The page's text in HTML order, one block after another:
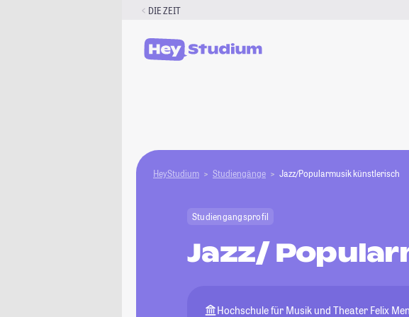
DIE ZEIT
HeyStudium Studiengänge Jazz/Popularmusik künstlerisch
Studiengangsprofil
Jazz/
Hochschule für Musik und Theater Felix